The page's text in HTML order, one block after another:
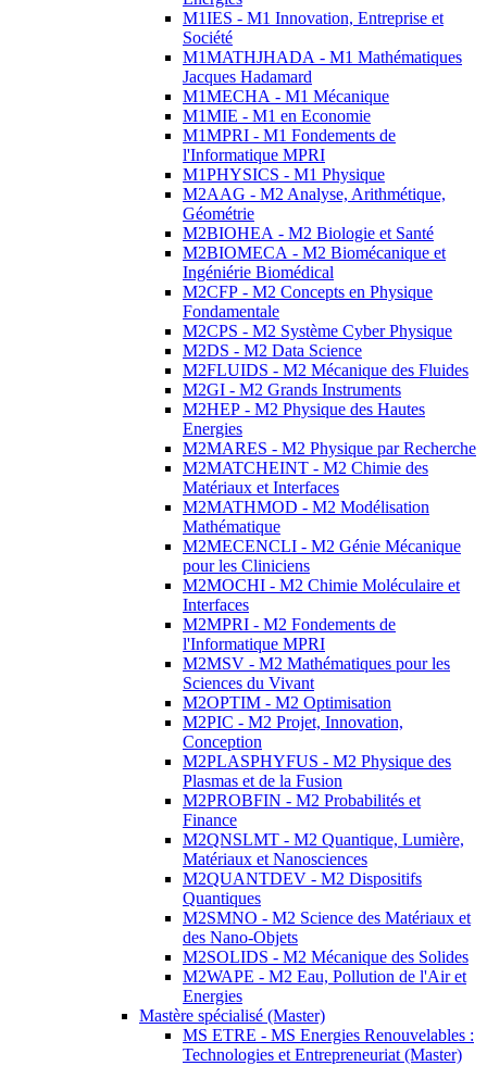
M1IES - M1 Innovation, Entreprise et
Société
M1MATHJHADA - M1 Mathématiques
Jacques Hadamard
M1MECHA - M1 Mécanique
M1MIE - M1 en Economie
M1MPRI - M1 Fondements de
l'Informatique MPRI
M1PHYSICS - M1 Physique
M2AAG - M2 Analyse, Arithmétique,
Géométrie
M2BIOHEA - M2 Biologie et Santé
M2BIOMECA - M2 Biomécanique et
Ingéniérie Biomédical
M2CFP - M2 Concepts en Physique
Fondamentale
M2CPS - M2 Système Cyber Physique
M2DS - M2 Data Science
M2FLUIDS - M2 Mécanique des Fluides
M2GI - M2 Grands Instruments
M2HEP - M2 Physique des Hautes
Energies
M2MARES - M2 Physique par Recherche
M2MATCHEINT - M2 Chimie des
Matériaux et Interfaces
M2MATHMOD - M2 Modélisation
Mathématique
M2MECENCLI - M2 Génie Mécanique
pour les Cliniciens
M2MOCHI - M2 Chimie Moléculaire et
Interfaces
M2MPRI - M2 Fondements de
l'Informatique MPRI
M2MSV - M2 Mathématiques pour les
Sciences du Vivant
M2OPTIM - M2 Optimisation
M2PIC - M2 Projet, Innovation,
Conception
M2PLASPHYFUS - M2 Physique des
Plasmas et de la Fusion
M2PROBFIN - M2 Probabilités et
Finance
M2QNSLMT - M2 Quantique, Lumière,
Matériaux et Nanosciences
M2QUANTDEV - M2 Dispositifs
Quantiques
M2SMNO - M2 Science des Matériaux et
des Nano-Objets
M2SOLIDS - M2 Mécanique des Solides
M2WAPE - M2 Eau, Pollution de l'Air et
Energies
Mastère spécialisé (Master)
MS ETRE - MS Energies Renouvelables :
Technologies et Entrepreneuriat (Master)